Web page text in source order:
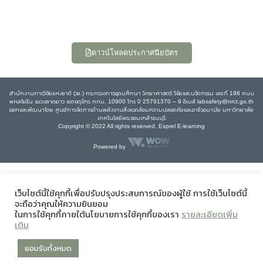
ดาวน์โหลดประกาศนียบัตร
สำนักงานการวิจัยแห่งชาติ (วช.) กระทรวงการอุดมศึกษา วิทยาศาสตร์ วิจัยและนวัตกรรม เลขที่ 196 ถนน
พหลโยธิน แขวงลาดยาว เขตจตุจักร กทม. 10900 โทร 0 25791370 – 9 อีเมล์ labsafety@nrct.go.th
ออกและพัฒนาโดย ศูนย์การจัดการด้านพลังงานสิ่งแวดล้อมความปลอดภัยและอาชีวอนามัย มหาวิทยาลัย
เทคโนโลยีพระจอมเกล้าธนบุรี
Copyright © 2022 All rights reserved, Esprel E-learning
Powered by
เว็บไซต์นี้ใช้คุกกี้เพื่อปรับปรุงประสบการณ์ของผู้ใช้ การใช้เว็บไซต์นี้
จะถือว่าคุณให้ความยินยอม
ในการใช้คุกกี้ภายใต้นโยบายการใช้คุกกี้ของเรา รายละเอียดเพิ่ม
เติม
ยอมรับทั้งหมด